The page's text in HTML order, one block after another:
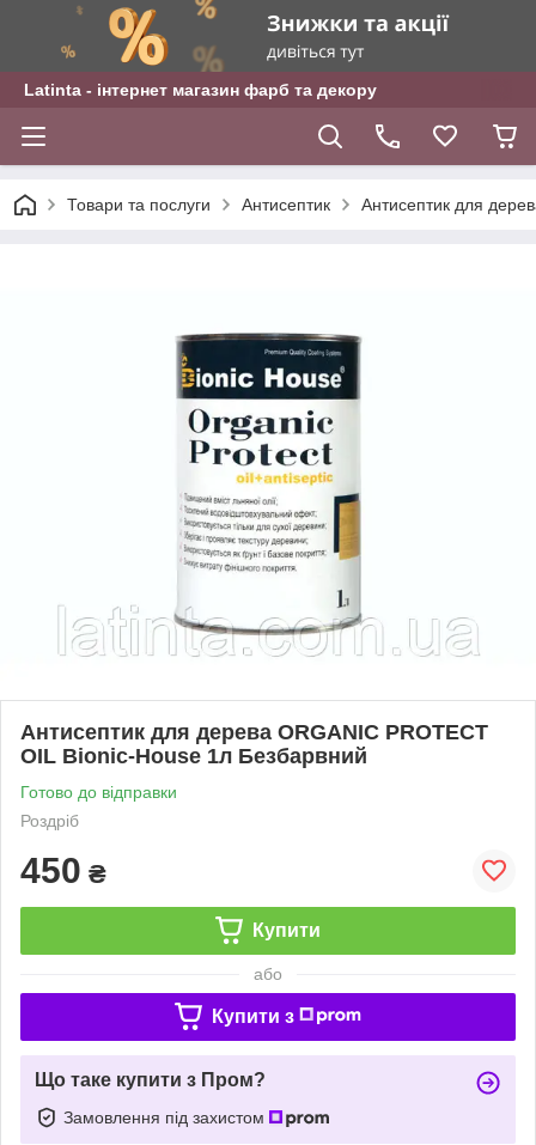
Latinta - інтернет магазин фарб та декору
Товари та послуги Антисептик Антисептик для
Антисептик для дерева ORGANIC PROTECT
OIL Bionic-House 1л Безбарвний
Готово до відправки
Роздріб
450 ₴
Купити
або
Купити з
Що таке купити з Пром?
Замовлення під захистом